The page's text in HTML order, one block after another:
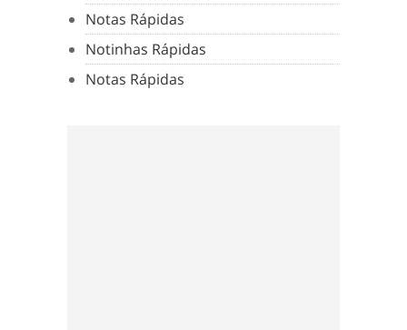
Notas Rápidas
Notinhas Rápidas
Notas Rápidas